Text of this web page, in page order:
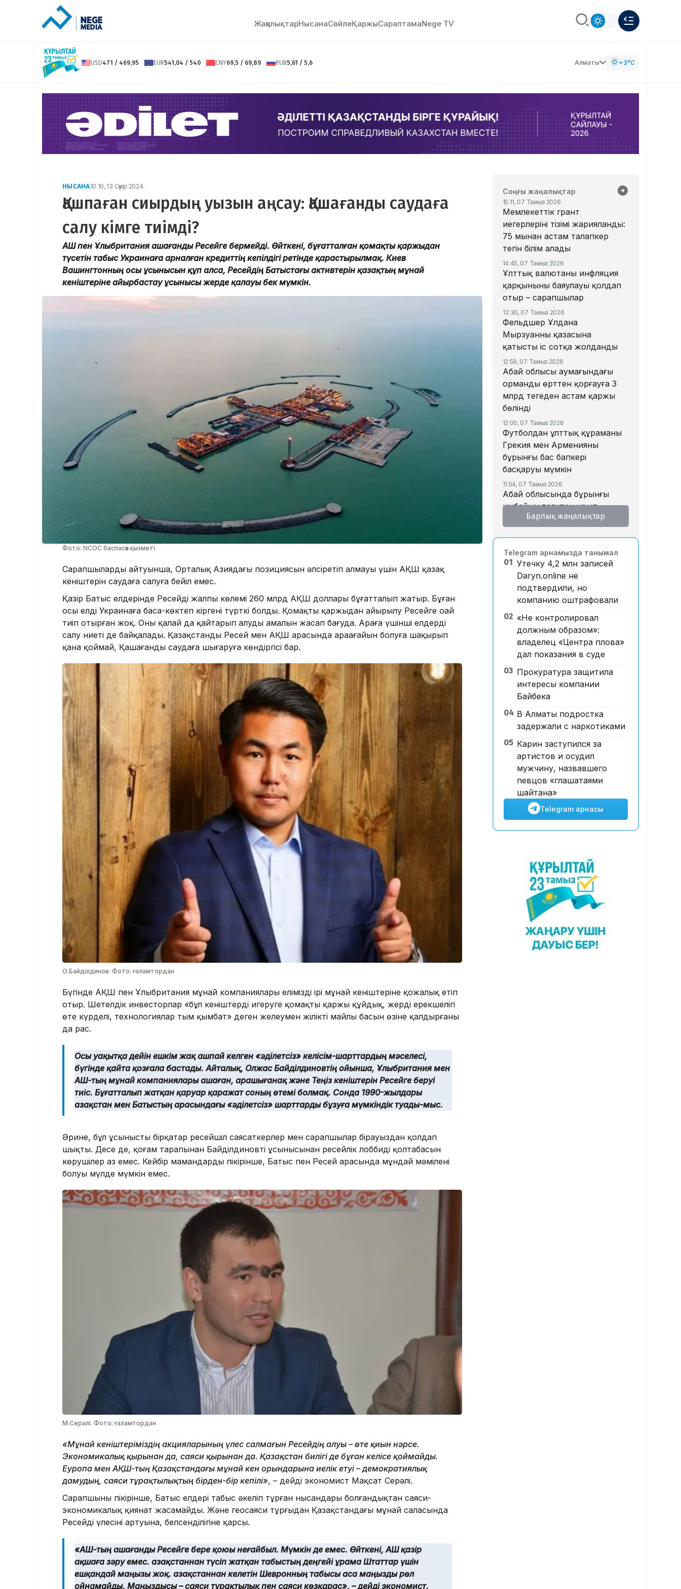
ЖаңалықтарНысанаСөйлeҚаржыСараптамаNege TV
USD471 / 469,95 EUR541,04 / 540 CNY69,5 / 69,89 RUB5,61 / 5,6 Алматы +3°C
НЫСАНА10:10, 13 Сәуір 2024
Қашпаған сиырдың уызын аңсау: Қашағанды саудаға
салу кімге тиімді?
АҚШ пен Ұлыбритания Қашағанды Ресейге бермейді. Өйткені, бұғатталған қомақты қаржыдан
түсетін табыс Украинаға арналған кредиттің кепілдігі ретінде қарастырылмақ. Киев
Вашингтонның осы ұсынысын құп алса, Ресейдің Батыстағы активтерін қазақтың мұнай
кеніштеріне айырбастау ұсынысы жерде қалауы бек мүмкін.
Фото: NCOC баспасөз қызметі
Сарапшылардың айтуынша, Орталық Азиядағы позициясын әлсіретіп алмауы үшін АҚШ қазақ
кеніштерін саудаға салуға бейіл емес.
Қазір Батыс елдерінде Ресейдің жалпы көлемі 260 млрд АҚШ доллары бұғатталып жатыр. Бұған
осы елдің Украинаға баса-көктеп кіргені түрткі болды. Қомақты қаржыдан айырылу Ресейге оңай
тиіп отырған жоқ. Оны қалай да қайтарып алудың амалын жасап бағуда. Араға үшінші елдерді
салу ниеті де байқалады. Қазақстанды Ресей мен АҚШ арасында араағайын болуға шақырып
қана қоймай, Қашағанды саудаға шығаруға көндіргісі бар.
О.Байділдинов. Фото: ғаламтордан
Бүгінде АҚШ пен Ұлыбритания мұнай компаниялары еліміздің ірі мұнай кеніштеріне қожалық етіп
отыр. Шетелдік инвесторлар «бұл кеніштерді игеруге қомақты қаржы құйдық, жердің ерекшелігі
өте күрделі, технологиялар тым қымбат» деген желеумен жіліктің майлы басын өзіне қалдырғаны
да рас.
Осы уақытқа дейін ешкім жақ ашпай келген «әділетсіз» келісім-шарттардың мәселесі,
бүгінде қайта қозғала бастады. Айталық, Олжас Байділдиновтің ойынша, Ұлыбритания мен
АҚШ-тың мұнай компаниялары Қашаған, Қарашығанақ және Теңіз кеніштерін Ресейге беруі
тиіс. Бұғатталып жатқан қаруар қаражат соның өтемі болмақ. Сонда 1990-жылдары
Қазақстан мен Батыстың арасындағы «әділетсіз» шарттарды бұзуға мүмкіндік туады-мыс.
Әрине, бұл ұсынысты бірқатар ресейшіл саясаткерлер мен сарапшылар бірауыздан қолдап
шықты. Десе де, қоғам тарапынан Байділдиновтің ұсынысынан ресейлік лоббидің қолтаңбасын
көрушілер аз емес. Кейбір мамандардың пікірінше, Батыс пен Ресей арасында мұндай мәміленің
болуы мүлде мүмкін емес.
М.Серәлі. Фото: ғаламтордан
«Мұнай кеніштеріміздің акцияларының үлес салмағын Ресейдің алуы – өте қиын нәрсе.
Экономикалық қырынан да, саяси қырынан да. Қазақстан билігі де бұған келісе қоймайды.
Еуропа мен АҚШ-тың Қазақстандағы мұнай кен орындарына иелік етуі – демократиялық
дамудың, саяси тұрақтылықтың бірден-бір кепілі», – дейді экономист Мақсат Серәлі.
Сарапшының пікірінше, Батыс елдері табыс әкеліп тұрған нысандары болғандықтан саяси-
экономикалық қиянат жасамайды. Және геосаяси тұрғыдан Қазақстандағы мұнай саласында
Ресейдің үлесінің артуына, белсенділігіне қарсы.
«АҚШ-тың Қашағанды Ресейге бере қоюы неғайбыл. Мүмкін де емес. Өйткені, АҚШ қазір
ақшаға зәру емес. Қазақстаннан түсіп жатқан табыстың деңгейі Құрама Штаттар үшін
ешқандай маңызы жоқ. Қазақстаннан келетін Шевронның табысы аса маңызды рөл
ойнамайды. Маңыздысы – саяси тұрақтылық пен саяси көзқарас», – дейді экономист.
Соңғы жаңалықтар
15:11, 07 Тамыз 2026
Мемлекеттік грант
иегерлерінің тізімі жарияланды:
75 мыңнан астам талапкер
тегін білім алады
14:45, 07 Тамыз 2026
Ұлттық валютаны инфляция
қарқынының баяулауы қолдап
отыр – сарапшылар
13:30, 07 Тамыз 2026
Фельдшер Ұлдана
Мырзуанның қазасына
қатысты іс сотқа жолданды
12:59, 07 Тамыз 2026
Абай облысы аумағындағы
орманды өрттен қорғауға 3
млрд теңгеден астам қаржы
бөлінді
12:00, 07 Тамыз 2026
Футболдан ұлттық құраманы
Грекия мен Арменияның
бұрынғы бас бапкері
басқаруы мүмкін
11:54, 07 Тамыз 2026
Абай облысында бұрынғы
жұбайын таяқпен ұрып
өлтірген ер адамға үкім
Марқұм фельдшер Ұлдана
Мырзуанның жұбайы жаңа
некесіне қатысты пікір
білдірді
Қызылорда облысында заңсыз
алтын өндірді деген күдікпен
13 адам қамауға алынды
09:52, 07 Тамыз 2026
Қазақстан КҚК-ға жасалған
шабуылдар салдарынан
шамамен 700 млн доллар
табыстан қағылды – сарапшы
09:15, 07 Тамыз 2026
Щучинскіде 12 адамның
өліміне әкелген жарылыс:
дәмхана иесі сотта жауап
берді
Барлық жаңалықтар
Telegram арнамызда танымал
01 Утечку 4,2 млн записей
Daryn.online не
подтвердили, но
компанию оштрафовали
02 «Не контролировал
должным образом»:
владелец «Центра плова»
дал показания в суде
03 Прокуратура защитила
интересы компании
Байбека
04 В Алматы подростка
задержали с наркотиками
05 Карин заступился за
артистов и осудил
мужчину, назвавшего
певцов «глашатаями
шайтана»
Telegram арнасы